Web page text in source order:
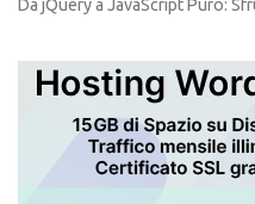
Da jQuery a JavaScript Puro: